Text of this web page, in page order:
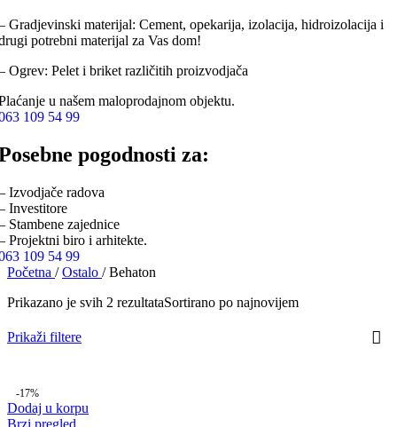
Gradjevinski materijal: Cement, opekarija, izolacija, hidroizolacija i
potrebni materijal za Vas dom!
Ogrev: Pelet i briket različitih proizvodjača
u našem maloprodajnom objektu.
109 54 99
pogodnosti za:
Izvodjače radova
Investitore
Stambene zajednice
Projektni biro i arhitekte.
109 54 99
Početna / Ostalo / Behaton
Prikazano je svih 2 rezultataSortirano po najnovijem
Prikaži filtere
-17%
Dodaj u korpu
Brzi pregled